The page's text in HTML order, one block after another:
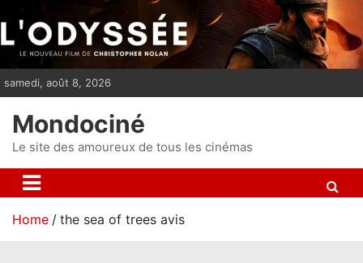
i
p
n
t
samedi, août 8, 2026
Mondociné
Le site des amoureux de tous les cinémas
Home the sea of trees avis